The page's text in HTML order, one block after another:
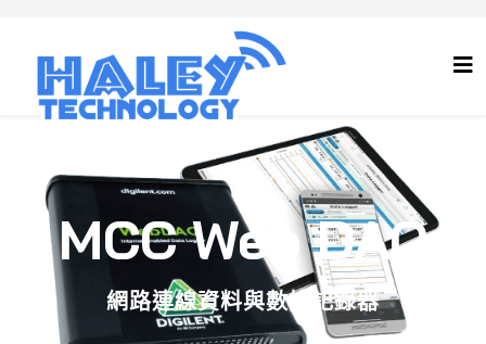
MCC Web DAQ
網路連線資料與數據記錄器